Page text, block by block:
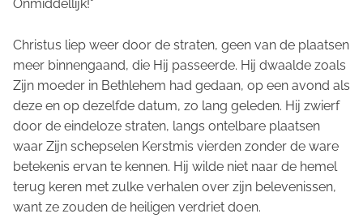
Onmiddellijk!"
Christus liep weer door de straten, geen van de plaatsen
meer binnengaand, die Hij passeerde. Hij dwaalde zoals
Zijn moeder in Bethlehem had gedaan, op een avond als
deze en op dezelfde datum, zo lang geleden. Hij zwierf
door de eindeloze straten, langs ontelbare plaatsen
waar Zijn schepselen Kerstmis vierden zonder de ware
betekenis ervan te kennen. Hij wilde niet naar de hemel
terug keren met zulke verhalen over zijn belevenissen,
want ze zouden de heiligen verdriet doen.